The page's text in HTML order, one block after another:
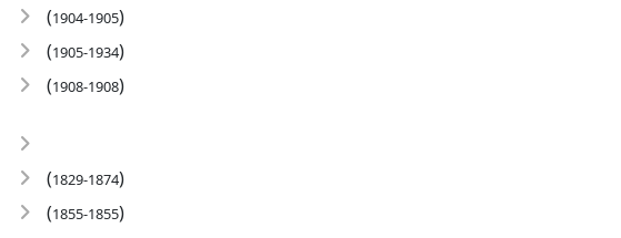
(1904-1905)
(1905-1934)
(1908-1908)
(1829-1874)
(1855-1855)